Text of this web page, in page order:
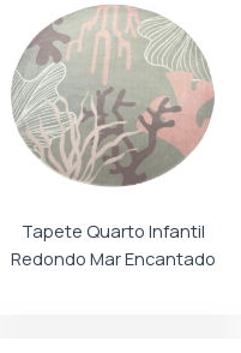
Tapete Quarto Infantil
Redondo Mar Encantado